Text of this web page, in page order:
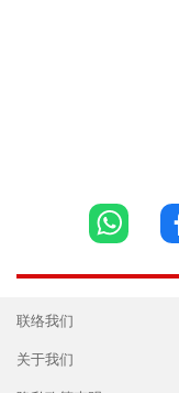
联络我们
关于我们